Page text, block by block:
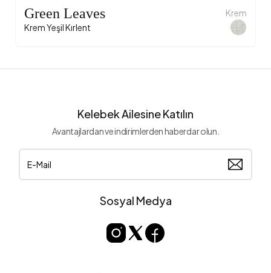
Green Leaves
Krem Yeşil Kırlent
Krem
Kelebek Ailesine Katılın
Avantajlardan ve indirimlerden haberdar olun.
Sosyal Medya